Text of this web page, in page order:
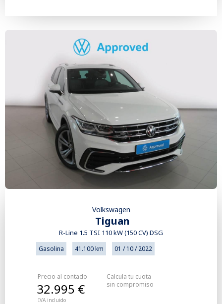
Volkswagen
Tiguan
R-Line 1.5 TSI 110 kW (150 CV) DSG
Gasolina 41.100 km 01 / 10 / 2022
Precio al contado
IVA incluido
32.995 €
Calcula tu cuota
sin compromiso